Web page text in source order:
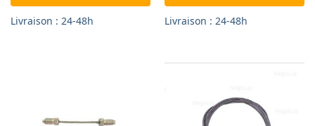
Livraison : 24-48h Livraison : 24-48h